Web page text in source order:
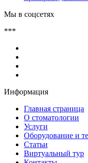
Мы в соцсетях
***
Информация
Главная страница
О стоматологии
Услуги
Оборудование и
Статьи
Виртуальный тур